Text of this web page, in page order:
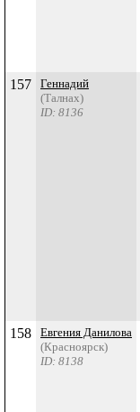
157
Геннадий
(Талнах)
ID: 8136
158
Евгения Данилова
(Красноярск)
ID: 8138